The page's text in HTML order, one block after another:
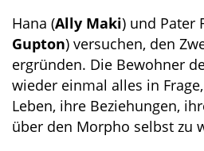
Hana (Ally Maki) und Pater
Gupton) versuchen, den
ergründen. Die Bewohner
wieder einmal alles in
Leben, ihre Beziehungen,
über den Morpho selbst zu